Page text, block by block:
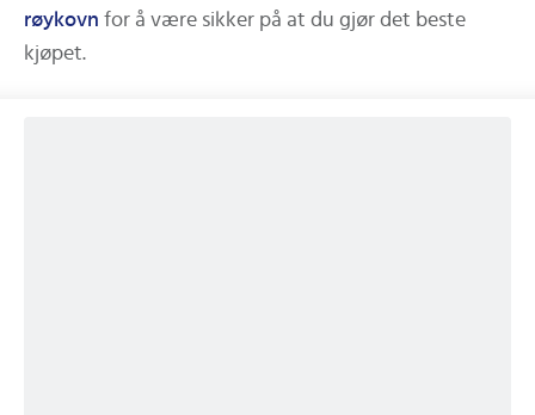
røykovn for å være sikker på at du gjør det beste
kjøpet.